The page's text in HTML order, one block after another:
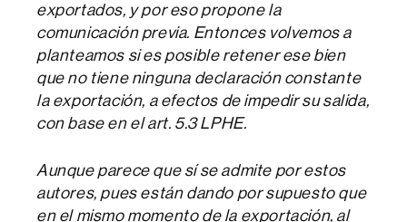
exportados, y por eso propone la
comunicación previa. Entonces volvemos a
planteamos si es posible retener ese bien
que no tiene ninguna declaración constante
la exportación, a efectos de impedir su salida,
con base en el art. 5.3 LPHE.
Aunque parece que sí se admite por estos
autores, pues están dando por supuesto que
en el mismo momento de la exportación, al